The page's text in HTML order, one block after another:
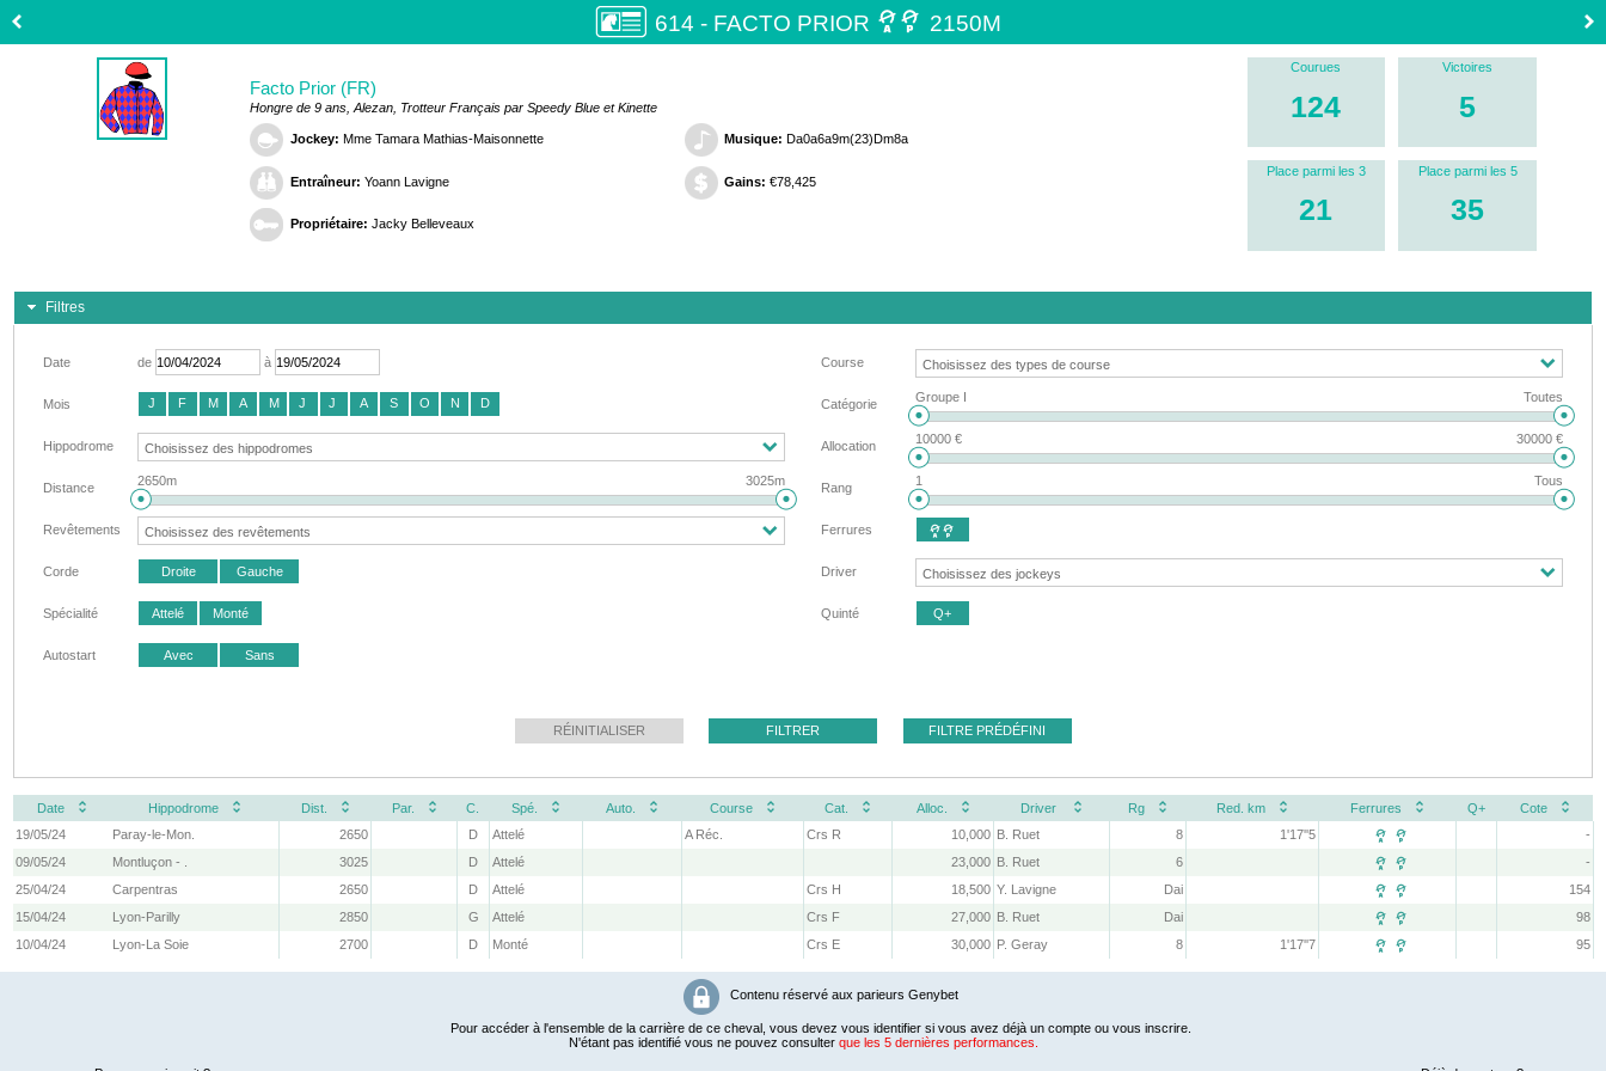
614 - FACTO PRIOR  2150M
Facto Prior (FR)
Hongre de 9 ans, Alezan, Trotteur Français par Speedy Blue et Kinette
Jockey: Mme Tamara Mathias-Maisonnette
Entraîneur: Yoann Lavigne
Propriétaire: Jacky Belleveaux
Musique: Da0a6a9m(23)Dm8a
Gains: €78,425
Courues
124
Victoires
5
Place parmi les 3
21
Place parmi les 5
35
Filtres
Date de à
Mois J F M A M J J A S O N D
Hippodrome
Distance 2650m 3025m
Revêtements
Corde Droite Gauche
Spécialité Attelé Monté
Autostart Avec Sans
Course
Catégorie Groupe I Toutes
Allocation 10000 € 30000 €
Rang 1 Tous
Ferrures 
Driver
Quinté Q+
RÉINITIALISER FILTRER FILTRE PRÉDÉFINI
Date Hippodrome Dist. Par. C. Spé. Auto. Course Cat. Alloc. Driver Rg Red. km Ferrures Q+
Cote
19/05/24
Paray-le-Mon. 2650 D Attelé A Réc. Crs R 10,000 B. Ruet 8 1'17''5  
-
09/05/24
Montluçon - . 3025 D Attelé 23,000 B. Ruet 6  
-
25/04/24
Carpentras 2650 D Attelé Crs H 18,500 Y. Lavigne Dai  
154
15/04/24
Lyon-Parilly 2850 G Attelé Crs F 27,000 B. Ruet Dai  
98
10/04/24
Lyon-La Soie 2700 D Monté Crs E 30,000 P. Geray 8 1'17''7   95
Contenu réservé aux parieurs Genybet
Pour accéder à l'ensemble de la carrière de ce cheval, vous devez vous identifier si vous avez déjà un compte ou vous inscrire.
N'étant pas identifié vous ne pouvez consulter que les 5 dernières performances.